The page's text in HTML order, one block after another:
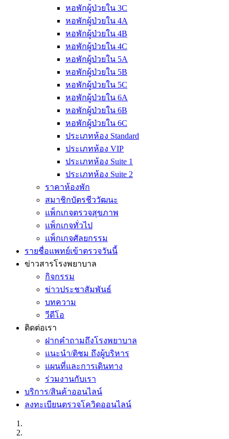
หอพักผู้ป่วยใน 3C
หอพักผู้ป่วยใน 4A
หอพักผู้ป่วยใน 4B
หอพักผู้ป่วยใน 4C
หอพักผู้ป่วยใน 5A
หอพักผู้ป่วยใน 5B
หอพักผู้ป่วยใน 5C
หอพักผู้ป่วยใน 6A
หอพักผู้ป่วยใน 6B
หอพักผู้ป่วยใน 6C
ประเภทห้อง Standard
ประเภทห้อง VIP
ประเภทห้อง Suite 1
ประเภทห้อง Suite 2
ราคาห้องพัก
สมาชิกบัตรชีววัฒนะ
แพ็กเกจตรวจสุขภาพ
แพ็กเกจทั่วไป
แพ็กเกจศัลยกรรม
รายชื่อแพทย์เข้าตรวจวันนี้
ข่าวสารโรงพยาบาล
กิจกรรม
ข่าวประชาสัมพันธ์
บทความ
วีดีโอ
ติดต่อเรา
ฝากคำถามถึงโรงพยาบาล
แนะนำ/ติชม ถึงผู้บริหาร
แผนที่และการเดินทาง
ร่วมงานกับเรา
บริการ/สินค้าออนไลน์
ลงทะเบียนตรวจโควิดออนไลน์